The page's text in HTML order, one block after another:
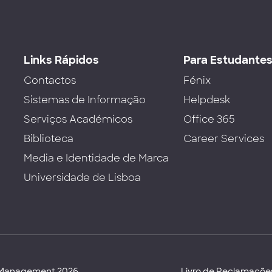
Links Rápidos
Contactos
Sistemas de Informação
Serviços Académicos
Biblioteca
Media e Identidade de Marca
Universidade de Lisboa
Para
Fénix
Helpdesk
Office 365
Career Services